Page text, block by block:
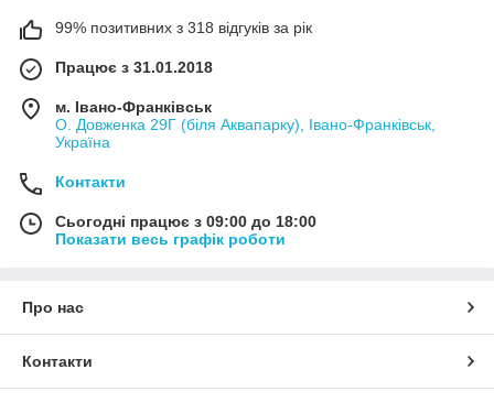
99% позитивних з 318 відгуків за рік
Працює з 31.01.2018
м. Івано-Франківськ
О. Довженка 29Г (біля Аквапарку), Івано-Франківськ,
Україна
Контакти
Сьогодні працює з 09:00 до 18:00
Показати весь графік роботи
Про нас
Контакти